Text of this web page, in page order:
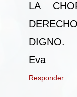
LA
DIGNO.
Eva
Responder